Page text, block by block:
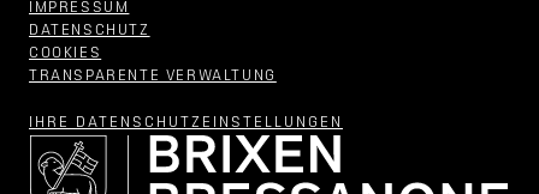
IMPRESSUM
DATENSCHUTZ
COOKIES
TRANSPARENTE VERWALTUNG
IHRE DATENSCHUTZ­EINSTELLUNGEN